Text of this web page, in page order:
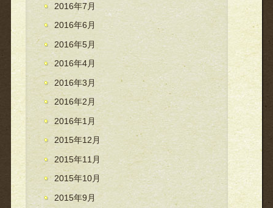
2016年7月
2016年6月
2016年5月
2016年4月
2016年3月
2016年2月
2016年1月
2015年12月
2015年11月
2015年10月
2015年9月